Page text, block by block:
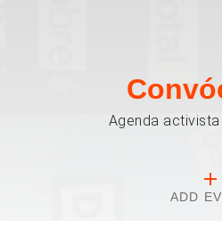
Agenda
ADD